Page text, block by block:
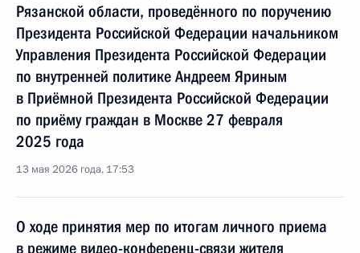
Рязанской области, проведённого по поручению
Президента Российской Федерации начальником
Управления Президента Российской Федерации
по внутренней политике Андреем Яриным
в Приёмной Президента Российской Федерации
по приёму граждан в Москве 27 февраля
2025 года
13 мая 2026 года, 17:53
О ходе принятия мер по итогам личного приема
в режиме видео-конференц-связи жителя